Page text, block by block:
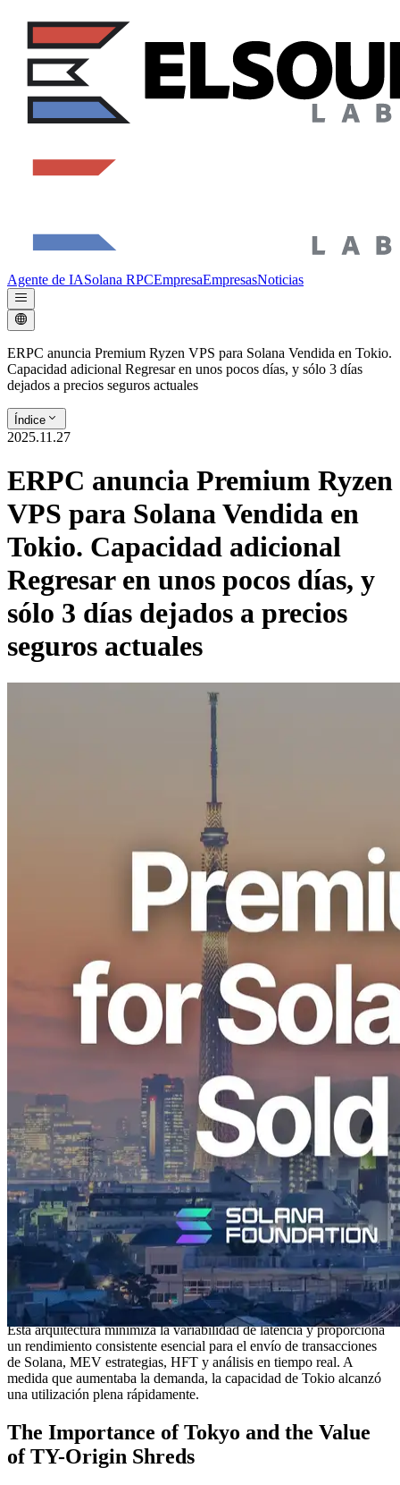
Agente de IASolana RPCEmpresaEmpresasNoticias
ERPC anuncia Premium Ryzen VPS para Solana Vendida en Tokio.
Capacidad adicional Regresar en unos pocos días, y sólo 3 días
dejados a precios seguros actuales
Índice
2025.11.27
ERPC anuncia Premium Ryzen
VPS para Solana Vendida en
Tokio. Capacidad adicional
Regresar en unos pocos días, y
sólo 3 días dejados a precios
seguros actuales
ELSOUL LABO B.V. (sede: Ámsterdam, Países Bajos, CEO:
Fumitake Kawasaki) y Validators DAO anunciar que ERPCs
Premium Ryzen VPS para Solana en la región de Tokio (TY) se ha
agotado. Se está arreglando la capacidad adicional y se espera que
regrese en los próximos días.
A medida que los ajustes de precios se aplicarán en todas las
regiones a partir de diciembre, los tres días restantes de noviembre
son la oportunidad final para obtener contratos en los precios
actuales. Los clientes que activan una suscripción dentro de
noviembre conservarán los precios actuales mientras la suscripción
Esta venta refleja la creciente demanda de cargas de trabajo Solana
de alta velocidad en la región de Tokio, especialmente para el
tratamiento de baja latencia y aplicaciones de datos en tiempo real.
Por qué Premium Ryzen VPS para
Solana Vendida
Premium Ryzen VPS está diseñado específicamente para los
requisitos de alto rendimiento de Solana. Combina una CPU Ryzen
de 5.7GHz, ECC DDR5 memoria, almacenamiento NVMe4 y redes
de alta banda dedicadas. A diferencia de lo general VPS o
plataformas de nube, ERPC aplica cero sobrecomiso e implementa
cada VPS en una topología de cero distancia conectada directamente
con las capas centrales de la red de Solana.
Esta arquitectura minimiza la variabilidad de latencia y proporciona
un rendimiento consistente esencial para el envío de transacciones
de Solana, MEV estrategias, HFT y análisis en tiempo real. A
medida que aumentaba la demanda, la capacidad de Tokio alcanzó
una utilización plena rápidamente.
The Importance of Tokyo and the Value
of TY-Origin Shreds